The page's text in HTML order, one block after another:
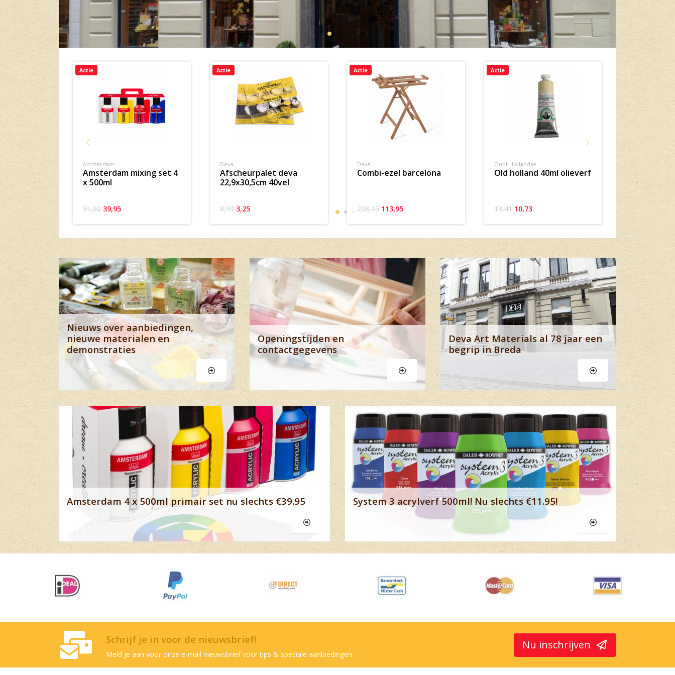
Actie
Amsterdam
amsterdam mixing set 4
x 500ml
51,80 39,95
Actie
Deva
afscheurpalet deva
22,9x30,5cm 40vel
8,99 3,25
Actie
Deva
combi-ezel barcelona
208,05 113,95
Actie
Oudt Hollandse
old holland 40ml olieverf
13,41 10,73
half napje
Banner row 1
Nieuws over aanbiedingen,
nieuwe materialen en
demonstraties
Lees meer
Openingstijden en
contactgegevens
Lees meer
Deva Art Materials al 78 jaar een
begrip in Breda
Lees meer
Banner row 2
Amsterdam 4 x 500ml primair set nu slechts €39.95
Lees meer
System 3 acrylverf 500ml! Nu slechts €11.95!
Lees meer
Schrijf je in voor de nieuwsbrief!
Meld je aan voor onze e-mail nieuwsbrief voor tips & speciale aanbiedingen
Nu inschrijven